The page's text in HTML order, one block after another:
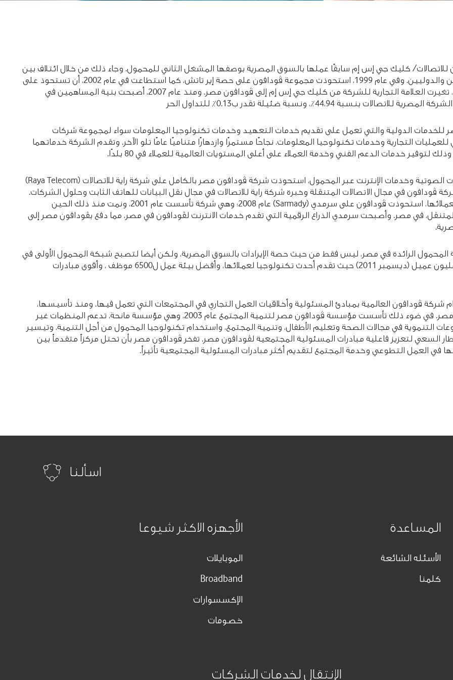
فون للاتصالات/ كليك جي إس إم سابقًا عملها بالسوق المصرية بوصفها المشغل الثاني للمحمول. وجاء ذلك من خلال ائتلاف بين
ڤودافون العالمية، وشركة إير تاتش، وبعض الشركاء المحليين والدوليين. وفي عام 1999، استحوذت مجموعة ڤودافون على حصة إير تاتش، كما استطاعت في عام 2002، أن تستحوذ على
حصة الشريك الفرنسي الدولي فيفاندي. وفي يناير عام 2002، تغيرت العلامة التجارية للشركة من كليك جي إس إم إلى ڤودافون مصر. ومنذ عام 2007، أصبحت بنية المساهمين في
مصر للخدمات الدولية والتي تعمل على تقديم خدمات التعهيد وخدمات تكنولوجيا المعلومات سواء لمجموعة شركات
التجارية وخدمات تكنولوجيا المعلومات، نجاحًا مستمرًا وازدهارًا متناميًا عامًا تلو الآخر. وتقدم الشركة خدماتهما
وفي إطار سعيها للتوسع في خدماتها المتكاملة من الخدمات الصوتية وخدمات الإنترنت عبر المحمول، استحوذت شركة ڤودافون مصر بالكامل على شركة راية للاتصالات (Raya Telecom)
شركة ڤودافون في مجال الاتصالات المتنقلة وخبرة شركة راية للاتصالات في مجال نقل البيانات للهاتف الثابت وحلول الشركات.
وللاستمرار في توسيع نطاق الخدمات التي تقدمها الشركة لعملائها، استحوذت ڤودافون على سرمدي (Sarmady) عام 2008؛ وهي شركة تأسست عام 2001، ونمت منذ ذلك الحين
في مصر. وأصبحت سرمدي الذراع الرقمية التي تقدم خدمات الانترنت لڤودافون في مصر، مما دفع بڤودافون مصر إلى
الرائدة في مصر، ليس فقط من حيث حصة الإيرادات بالسوق المصرية، ولكن أيضا لتصبح شبكة المحمول الأولى في
مصر بأكبر قاعدة عملاء. تفخر ڤودافون بخدمة أكثر من 36،3 مليون عميل (ديسمبر 2011) حيث تقدم أحدث تكنولوجيا لعملائها، وأفضل بيئة عمل ل6500 موظف ، وأقوى مبادرات
شركة ڤودافون العالمية بمبادئ المسئولية وأخلاقيات العمل التجاري في المجتمعات التي تعمل فيها. ومنذ تأسيسها،
كانت المسؤولية المجتمعية جزءًا لا يتجزأ من عمل ڤودافون مصر. في ضوء ذلك تأسست مؤسسة ڤودافون مصر لتنمية المجتمع عام 2003، وهي مؤسسة مانحة، تدعم المنظمات غير
التنموية في مجالات الصحة وتعليم الأطفال، وتنمية المجتمع، واستخدام تكنولوجيا المحمول من أجل التنمية، وتيسير
السعي لتعزيز فاعلية مبادرات المسئولية المجتمعية لڤودافون مصر. تفخر ڤودافون مصر بأن تحتل مركزاً متقدماً بين
العمل التطوعي وخدمة المجتمع لتقديم أكثر مبادرات المسئولية المجتمعية تأثيراً.
اسألنا
المساعدة
الأسئله الشائعة
كلمنا
الأجهزه الاكثر شيوعا
الموبايلات
Broadband
الإكسسوارات
خصومات
الإنتقال لخدمات الشركات